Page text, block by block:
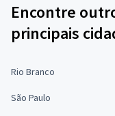
Encontre
principais
Rio Branco
São Paulo